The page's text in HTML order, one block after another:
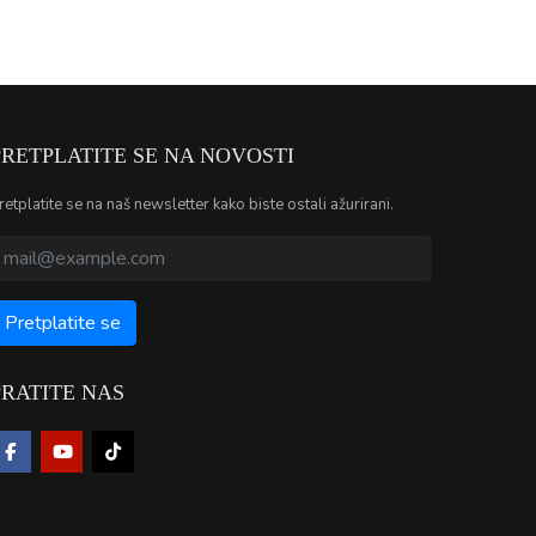
SE NA NOVOSTI
se na naš newsletter kako biste ostali ažurirani.
NAS